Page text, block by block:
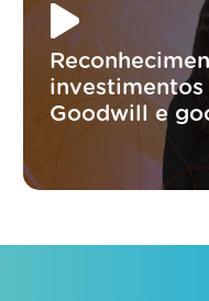
investimentos
Goodwill e